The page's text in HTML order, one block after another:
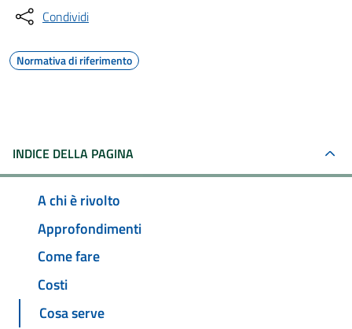
Condividi
Normativa di riferimento
INDICE DELLA PAGINA
A chi è rivolto
Approfondimenti
Come fare
Costi
Cosa serve